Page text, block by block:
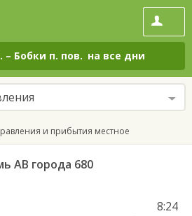
– Бобки п. пов. на все дни
и прибытия местное
АВ города 680
8:24